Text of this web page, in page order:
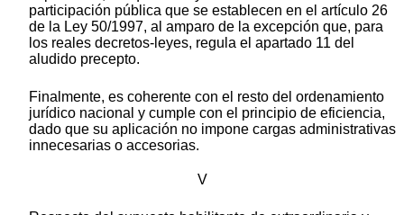
participación pública que se establecen en el artículo 26
de la Ley 50/1997, al amparo de la excepción que, para
los reales decretos-leyes, regula el apartado 11 del
aludido precepto.
Finalmente, es coherente con el resto del ordenamiento
jurídico nacional y cumple con el principio de eficiencia,
dado que su aplicación no impone cargas administrativas
innecesarias o accesorias.
V